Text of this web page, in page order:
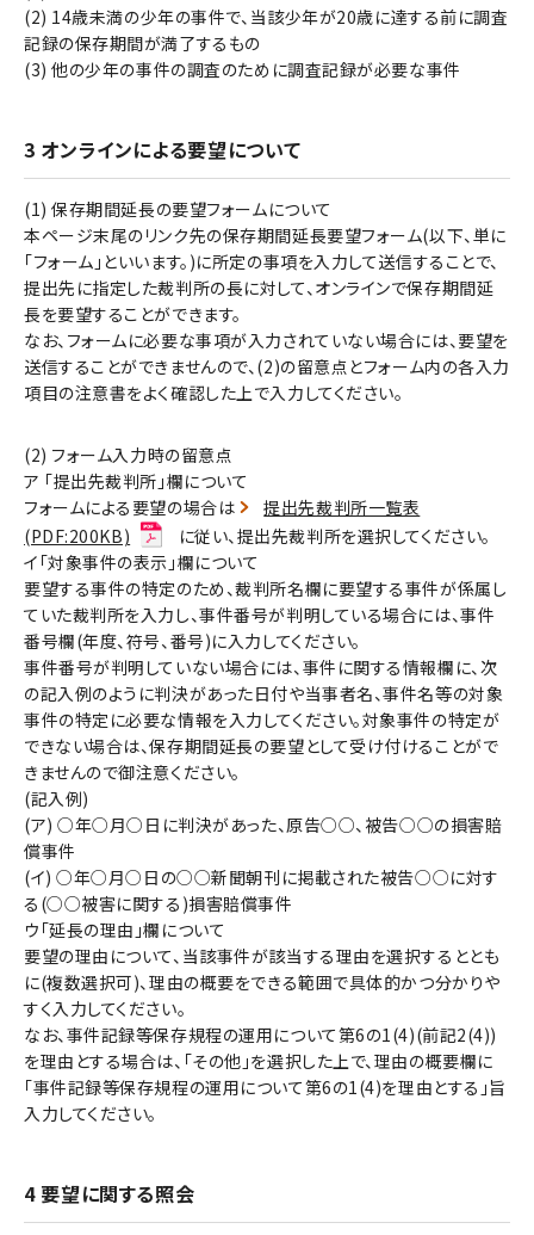
(2) 14歳未満の少年の事件で、当該少年が20歳に達する前に調査
記録の保存期間が満了するもの
(3) 他の少年の事件の調査のために調査記録が必要な事件
3 オンラインによる要望について
(1) 保存期間延長の要望フォームについて
本ページ末尾のリンク先の保存期間延長要望フォーム(以下、単に
「フォーム」といいます。)に所定の事項を入力して送信することで、
提出先に指定した裁判所の長に対して、オンラインで保存期間延
長を要望することができます。
なお、フォームに必要な事項が入力されていない場合には、要望を
送信することができませんので、(2)の留意点とフォーム内の各入力
項目の注意書をよく確認した上で入力してください。
(2) フォーム入力時の留意点
ア 「提出先裁判所」欄について
フォームによる要望の場合は
提出先裁判所一覧表
(PDF:200KB)
に従い、提出先裁判所を選択してください。
イ「対象事件の表示」欄について
要望する事件の特定のため、裁判所名欄に要望する事件が係属し
ていた裁判所を入力し、事件番号が判明している場合には、事件
番号欄(年度、符号、番号)に入力してください。
事件番号が判明していない場合には、事件に関する情報欄に、次
の記入例のように判決があった日付や当事者名、事件名等の対象
事件の特定に必要な情報を入力してください。対象事件の特定が
できない場合は、保存期間延長の要望として受け付けることがで
きませんので御注意ください。
(記入例)
(ア) ○年○月○日に判決があった、原告○○、被告○○の損害賠
償事件
(イ) ○年○月○日の○○新聞朝刊に掲載された被告○○に対す
る(○○被害に関する)損害賠償事件
ウ「延長の理由」欄について
要望の理由について、当該事件が該当する理由を選択するととも
に(複数選択可)、理由の概要をできる範囲で具体的かつ分かりや
すく入力してください。
なお、事件記録等保存規程の運用について第6の1(4)(前記2(4))
を理由とする場合は、「その他」を選択した上で、理由の概要欄に
「事件記録等保存規程の運用について第6の1(4)を理由とする」旨
入力してください。
4 要望に関する照会